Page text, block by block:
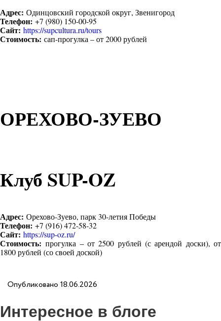
Адрес: Одинцовский городской округ, Звенигород
Телефон: +7 (980) 150-00-95
Сайт: https://supcultura.ru/tours
Стоимость: сап-прогулка – от 2000 рублей
ОРЕХОВО-ЗУЕВО
Клуб SUP-OZ
Адрес: Орехово-Зуево, парк 30-летия Победы
Телефон: +7 (916) 472-58-32
Сайт: https://sup-oz.ru/
Стоимость:прогулка – от 2500 рублей (с арендой доски), от
1800 рублей (со своей доской)
Опубликовано 18.06.2026
Интересное в блоге